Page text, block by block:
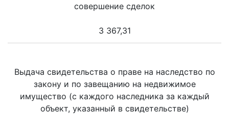
совершение сделок
3 367,31
Выдача свидетельства о праве на наследство по
закону и по завещанию на недвижимое
имущество (с каждого наследника за каждый
объект, указанный в свидетельстве)